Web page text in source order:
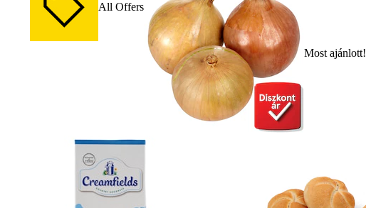
All Offers
Most ajánlott!